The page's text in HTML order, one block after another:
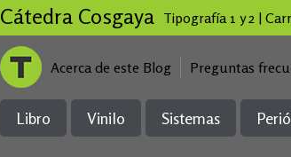
Cátedra Cosgaya Tipografía 1 y 2 |
Acerca de este Blog Preguntas
Libro Vinilo Sistemas